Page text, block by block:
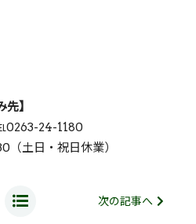
】
24-1180
（土日・祝日休業）
次の記事へ